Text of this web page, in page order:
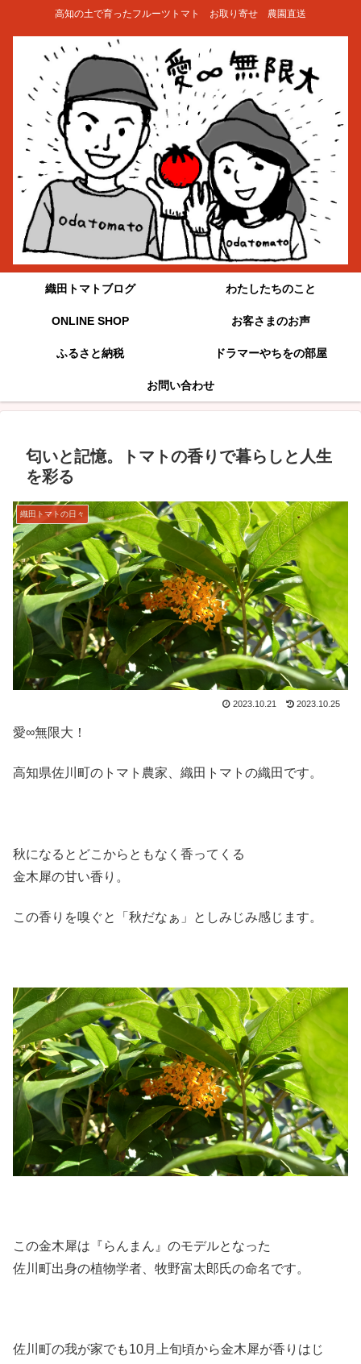
高知の土で育ったフルーツトマト お取り寄せ 農園直送
織田トマトブログ わたしたちのこと
ONLINE SHOP お客さまのお声
ふるさと納税 ドラマーやちをの部屋
お問い合わせ
匂いと記憶。トマトの香りで暮らしと人生
を彩る
織田トマトの日々
2023.10.21 2023.10.25
愛∞無限大！
高知県佐川町のトマト農家、織田トマトの織田です。
秋になるとどこからともなく香ってくる
金木犀の甘い香り。
この香りを嗅ぐと「秋だなぁ」としみじみ感じます。
この金木犀は『らんまん』のモデルとなった
佐川町出身の植物学者、牧野富太郎氏の命名です。
佐川町の我が家でも10月上旬頃から金木犀が香りはじ